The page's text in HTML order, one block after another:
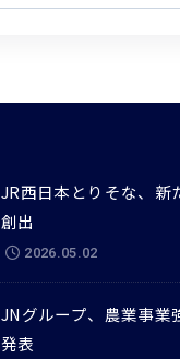
JR西日本とりそな、新
創出
2026.05.02
JNグループ、農業事業
発表